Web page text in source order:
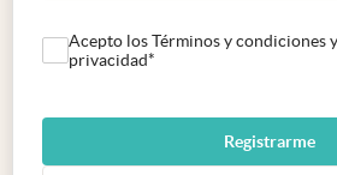
Acepto los Términos y condiciones
privacidad*
Registrarme